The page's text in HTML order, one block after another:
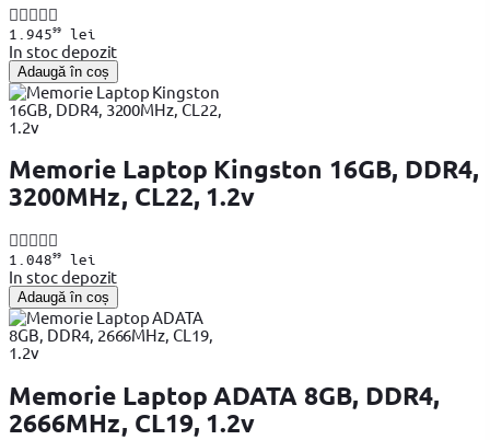
1.94599lei
In stoc depozit
Adaugă în coș
Memorie Laptop Kingston 16GB, DDR4,
3200MHz, CL22, 1.2v
1.04899lei
In stoc depozit
Adaugă în coș
Memorie Laptop ADATA 8GB, DDR4,
2666MHz, CL19, 1.2v